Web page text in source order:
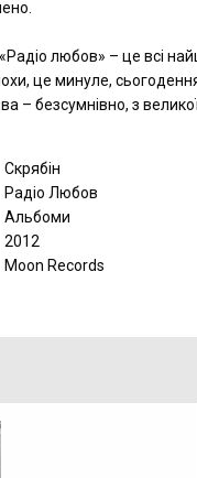
любов» – це всі
це минуле,
– безсумнівно, з
Скрябін
Радіо Любов
Альбоми
2012
Moon Records